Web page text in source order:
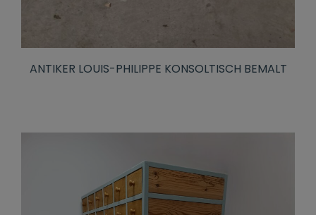
ANTIKER LOUIS-PHILIPPE KONSOLTISCH BEMALT